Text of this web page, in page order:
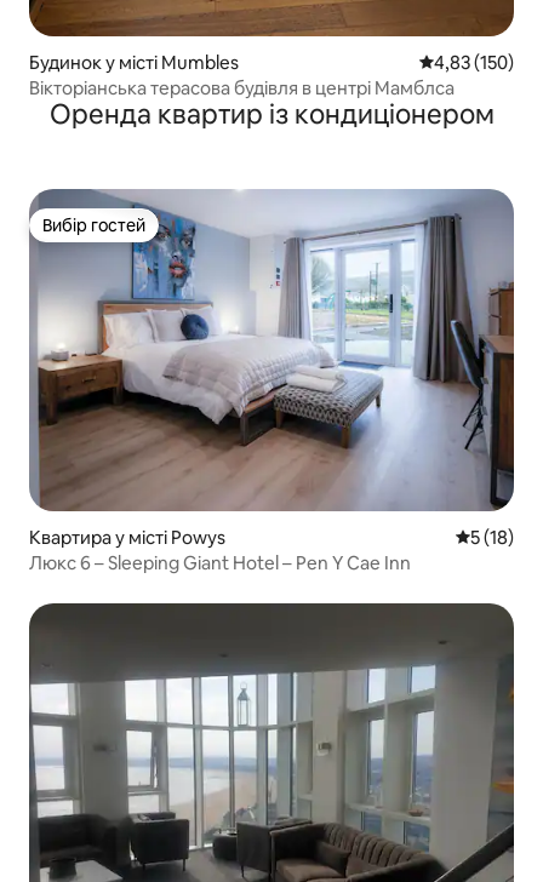
Будинок у місті Mumbles Середня
4,83 (150)
Вікторіанська терасова будівля в центрі Мамблса
Оренда квартир із кондиціонером
Вибір гостей
Вибір гостей
Квартира у місті Powys Середня
5 (18)
Люкс 6 – Sleeping Giant Hotel – Pen Y Cae Inn